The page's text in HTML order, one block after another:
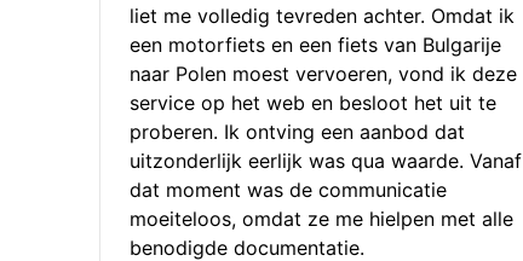
liet me volledig tevreden achter. Omdat ik
een motorfiets en een fiets van Bulgarije
naar Polen moest vervoeren, vond ik deze
service op het web en besloot het uit te
proberen. Ik ontving een aanbod dat
uitzonderlijk eerlijk was qua waarde. Vanaf
dat moment was de communicatie
moeiteloos, omdat ze me hielpen met alle
benodigde documentatie.